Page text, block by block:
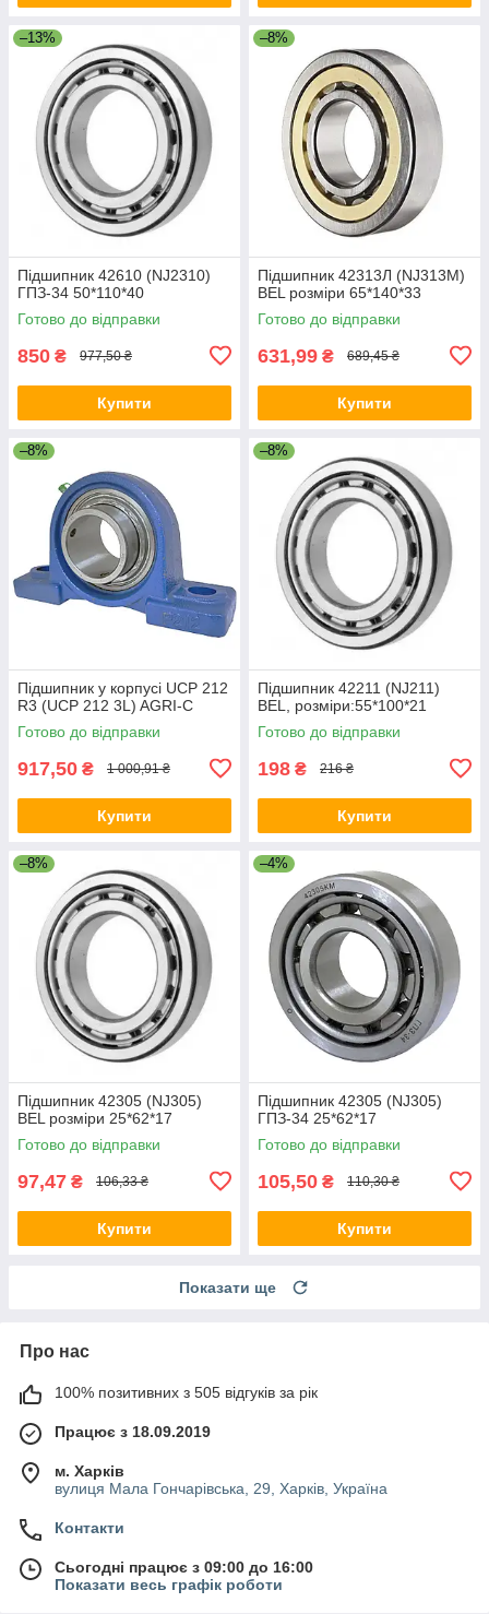
–13%
Підшипник 42610 (NJ2310)
ГПЗ-34 50*110*40
Готово до відправки
850 ₴ 977,50 ₴
Купити
–8%
Підшипник 42313Л (NJ313M)
BEL розміри 65*140*33
Готово до відправки
631,99 ₴ 689,45 ₴
Купити
–8%
Підшипник у корпусі UCP 212
R3 (UCP 212 3L) AGRI-C
Готово до відправки
917,50 ₴ 1 000,91 ₴
Купити
–8%
Підшипник 42211 (NJ211)
BEL, розміри:55*100*21
Готово до відправки
198 ₴ 216 ₴
Купити
–8%
Підшипник 42305 (NJ305)
BEL розміри 25*62*17
Готово до відправки
97,47 ₴ 106,33 ₴
Купити
–4%
Підшипник 42305 (NJ305)
ГПЗ-34 25*62*17
Готово до відправки
105,50 ₴ 110,30 ₴
Купити
Показати ще
Про нас
100% позитивних з 505 відгуків за рік
Працює з 18.09.2019
м. Харків
вулиця Мала Гончарівська, 29, Харків, Україна
Контакти
Сьогодні працює з 09:00 до 16:00
Показати весь графік роботи